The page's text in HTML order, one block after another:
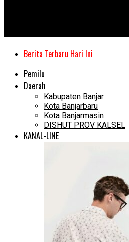
Berita Terbaru Hari Ini
Pemilu
Daerah
Kabupaten Banjar
Kota Banjarbaru
Kota Banjarmasin
DISHUT PROV KALSEL
KANAL-LINE